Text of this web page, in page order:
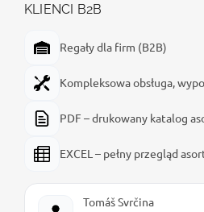
KLIENCI B2B
Regały dla firm (B2B)
Kompleksowa obsługa,
PDF – drukowany katalog
EXCEL – pełny przegląd
Tomáš Svrčina